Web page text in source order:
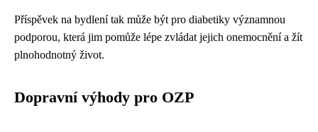
Příspěvek na bydlení tak může být pro diabetiky významnou
podporou, která jim pomůže lépe zvládat jejich onemocnění a žít
plnohodnotný život.
Dopravní výhody pro OZP